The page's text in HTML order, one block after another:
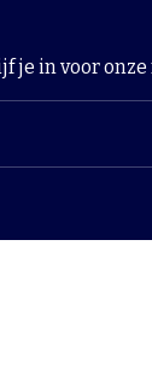
je in voor